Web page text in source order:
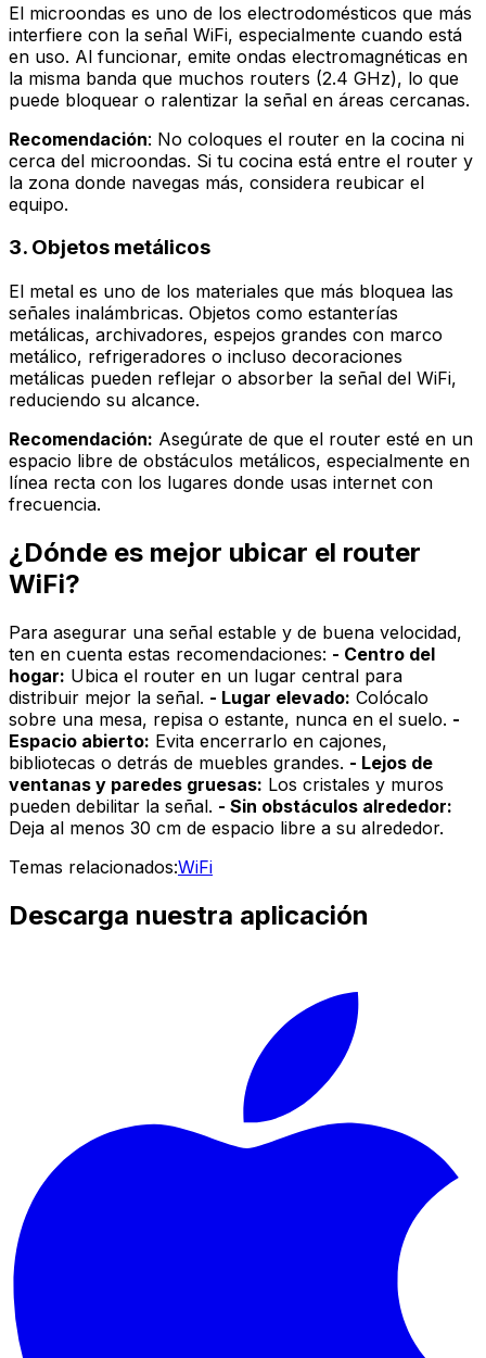
El microondas es uno de los electrodomésticos que más
interfiere con la señal WiFi, especialmente cuando está
en uso. Al funcionar, emite ondas electromagnéticas en
la misma banda que muchos routers (2.4 GHz), lo que
puede bloquear o ralentizar la señal en áreas cercanas.
Recomendación: No coloques el router en la cocina ni
cerca del microondas. Si tu cocina está entre el router y
la zona donde navegas más, considera reubicar el
equipo.
3. Objetos metálicos
El metal es uno de los materiales que más bloquea las
señales inalámbricas. Objetos como estanterías
metálicas, archivadores, espejos grandes con marco
metálico, refrigeradores o incluso decoraciones
metálicas pueden reflejar o absorber la señal del WiFi,
reduciendo su alcance.
Recomendación: Asegúrate de que el router esté en un
espacio libre de obstáculos metálicos, especialmente en
línea recta con los lugares donde usas internet con
frecuencia.
¿Dónde es mejor ubicar el router
WiFi?
Para asegurar una señal estable y de buena velocidad,
ten en cuenta estas recomendaciones: - Centro del
hogar: Ubica el router en un lugar central para
distribuir mejor la señal. - Lugar elevado: Colócalo
sobre una mesa, repisa o estante, nunca en el suelo. -
Espacio abierto: Evita encerrarlo en cajones,
bibliotecas o detrás de muebles grandes. - Lejos de
ventanas y paredes gruesas: Los cristales y muros
pueden debilitar la señal. - Sin obstáculos alrededor:
Deja al menos 30 cm de espacio libre a su alrededor.
Temas relacionados:WiFi
Descarga nuestra aplicación